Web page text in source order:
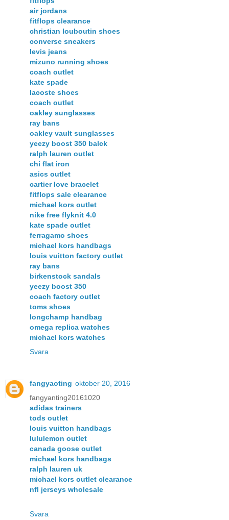
air jordans
fitflops clearance
christian louboutin shoes
converse sneakers
levis jeans
mizuno running shoes
coach outlet
kate spade
lacoste shoes
coach outlet
oakley sunglasses
ray bans
oakley vault sunglasses
yeezy boost 350 balck
ralph lauren outlet
chi flat iron
asics outlet
cartier love bracelet
fitflops sale clearance
michael kors outlet
nike free flyknit 4.0
kate spade outlet
ferragamo shoes
michael kors handbags
louis vuitton factory outlet
ray bans
birkenstock sandals
yeezy boost 350
coach factory outlet
toms shoes
longchamp handbag
omega replica watches
michael kors watches
Svara
fangyaoting oktober 20, 2016
fangyanting20161020
adidas trainers
tods outlet
louis vuitton handbags
lululemon outlet
canada goose outlet
michael kors handbags
ralph lauren uk
michael kors outlet clearance
nfl jerseys wholesale
Svara